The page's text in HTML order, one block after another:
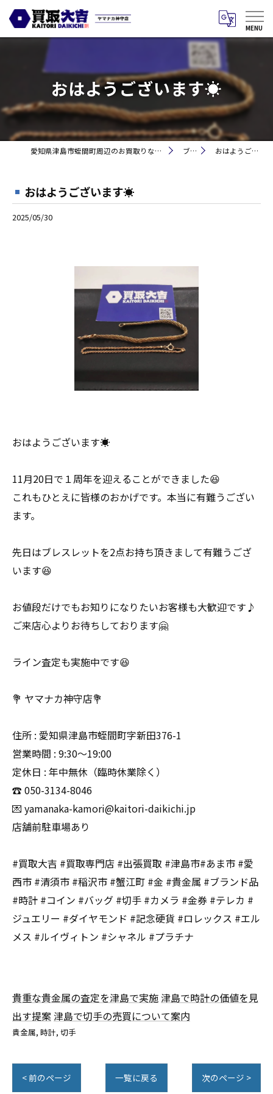
おはようございます☀
愛知県津島市蛭間町周辺のお買取りなら買取大吉 ヤマナカ神守店 ブログ おはようございます☀
おはようございます☀
2025/05/30
おはようございます☀
11月20日で１周年を迎えることができました😆
これもひとえに皆様のおかげです。本当に有難うござい
ます。
先日はブレスレットを2点お持ち頂きまして有難うござ
います😆
お値段だけでもお知りになりたいお客様も大歓迎です♪
ご来店心よりお待ちしております🤗
ライン査定も実施中です😆
💐 ヤマナカ神守店💐
住所 : 愛知県津島市蛭間町字新田376-1
営業時間 : 9:30〜19:00
定休日 : 年中無休（臨時休業除く）
☎️ 050-3134-8046
💌 yamanaka-kamori@kaitori-daikichi.jp
店舗前駐車場あり
#買取大吉 #買取専門店 #出張買取 #津島市#あま市 #愛
西市 #清須市 #稲沢市 #蟹江町 #金 #貴金属 #ブランド品
#時計 #コイン #バッグ #切手 #カメラ #金券 #テレカ #
ジュエリー #ダイヤモンド #記念硬貨 #ロレックス #エル
メス #ルイヴィトン #シャネル #プラチナ
貴重な貴金属の査定を津島で実施 津島で時計の価値を見
出す提案 津島で切手の売買について案内
貴金属 時計 切手
< 前のページ 一覧に戻る 次のページ >